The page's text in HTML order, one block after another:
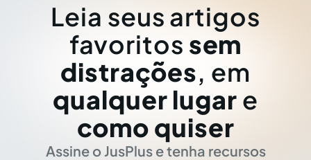
Leia seus artigos
favoritos sem
distrações, em
qualquer lugar e
como quiser
Assine o JusPlus e tenha recursos